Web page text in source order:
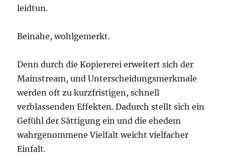
leidtun.
Beinahe, wohlgemerkt.
Denn durch die Kopiererei erweitert sich der
Mainstream, und Unterscheidungsmerkmale
werden oft zu kurzfristigen, schnell
verblassenden Effekten. Dadurch stellt sich ein
Gefühl der Sättigung ein und die ehedem
wahrgenommene Vielfalt weicht vielfacher
Einfalt.